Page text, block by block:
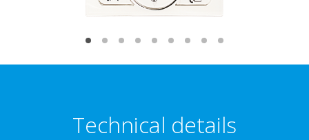
Technical details